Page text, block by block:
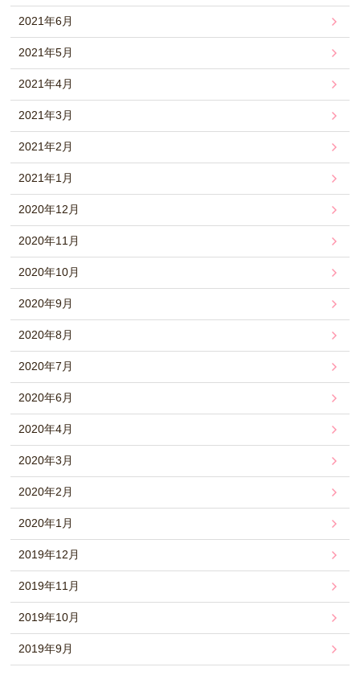
2021年6月
2021年5月
2021年4月
2021年3月
2021年2月
2021年1月
2020年12月
2020年11月
2020年10月
2020年9月
2020年8月
2020年7月
2020年6月
2020年4月
2020年3月
2020年2月
2020年1月
2019年12月
2019年11月
2019年10月
2019年9月